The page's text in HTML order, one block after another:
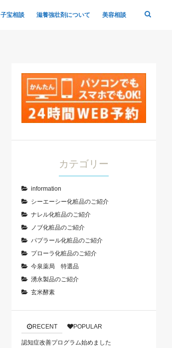
子宝相談 滋養強壮剤について 美容相談
カテゴリー
information
シーエーシー化粧品のご紹介
ナレル化粧品のご紹介
ノブ化粧品のご紹介
パプラール化粧品のご紹介
プローラ化粧品のご紹介
今泉薬局 特選品
湧永製品のご紹介
玄米酵素
RECENT POPULAR
認知症改善プログラム始めました